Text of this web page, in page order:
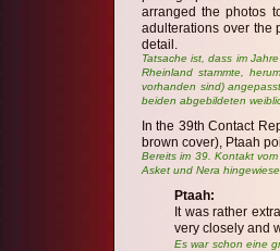
arranged the photos
adulterations over the
detail.
Tatsache ist, dass im
Rheinland stammte,
vorhanden sind)
beiden abgebildeten
In the 39th Contact
brown cover), Ptaah
Bereits im 39. Kontakt
Asket und Nera
Ptaah:
It was rather
very closely and
Es war schon eine